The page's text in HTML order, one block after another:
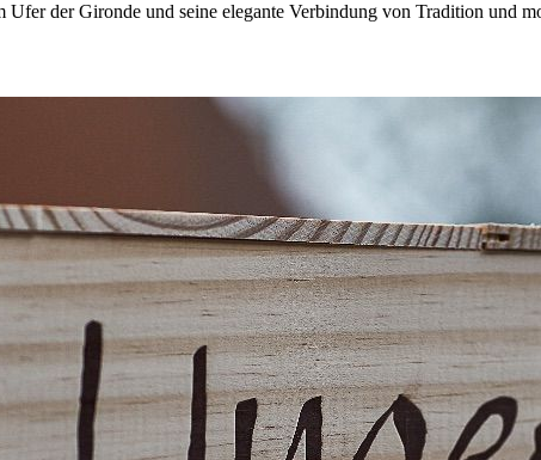
Ufer der Gironde und seine elegante Verbindung von Tradition und